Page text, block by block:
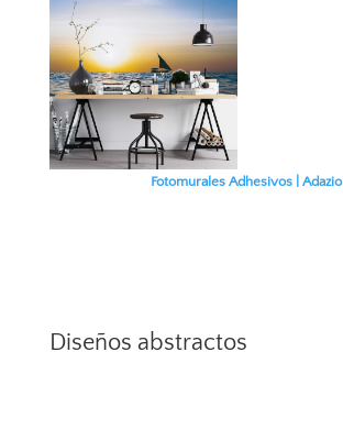
Fotomurales Adhesivos | Adazio
Diseños abstractos